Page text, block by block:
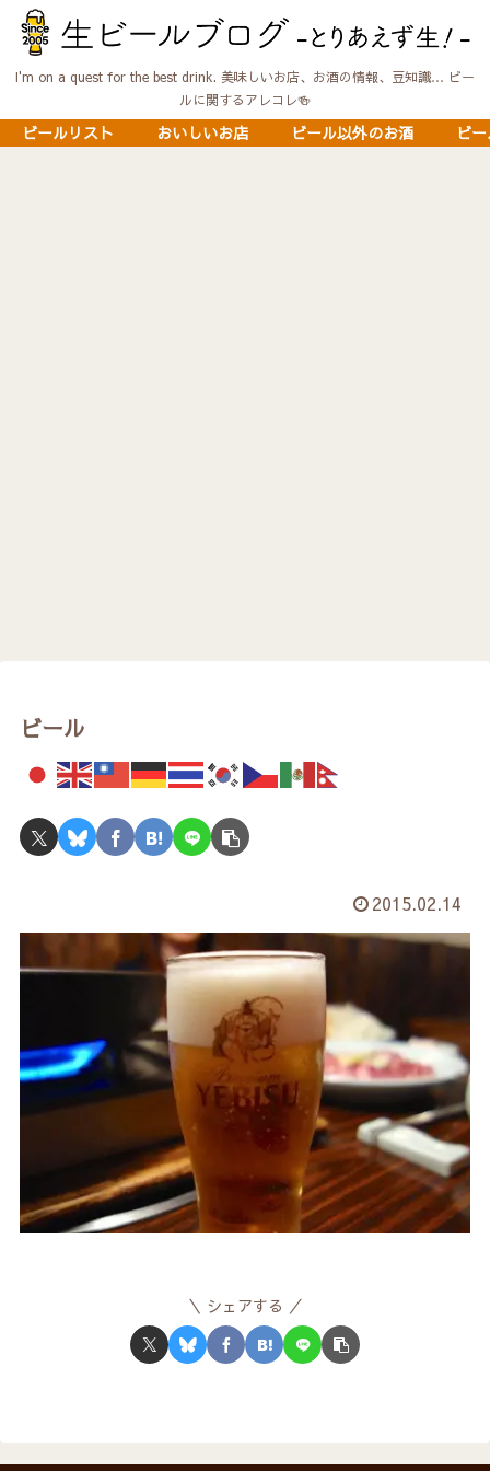
I'm on a quest for the best drink. 美味しいお店、お酒の情報、豆知識… ビー
ルに関するアレコレ🍻
ビールリスト おいしいお店 ビール以外のお酒 ビ
ビール
2015.02.14
シェアする